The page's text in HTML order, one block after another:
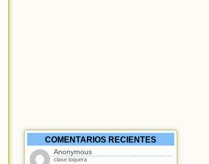
COMENTARIOS RECIENTES
Anonymous
clase loquera